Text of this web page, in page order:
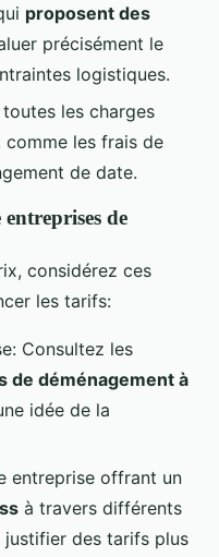
proposent des
précisément le
logistiques.
les charges
comme les frais de
de date.
de
considérez ces
les tarifs:
Consultez les
de déménagement à
idée de la
entreprise offrant un
à travers différents
des tarifs plus